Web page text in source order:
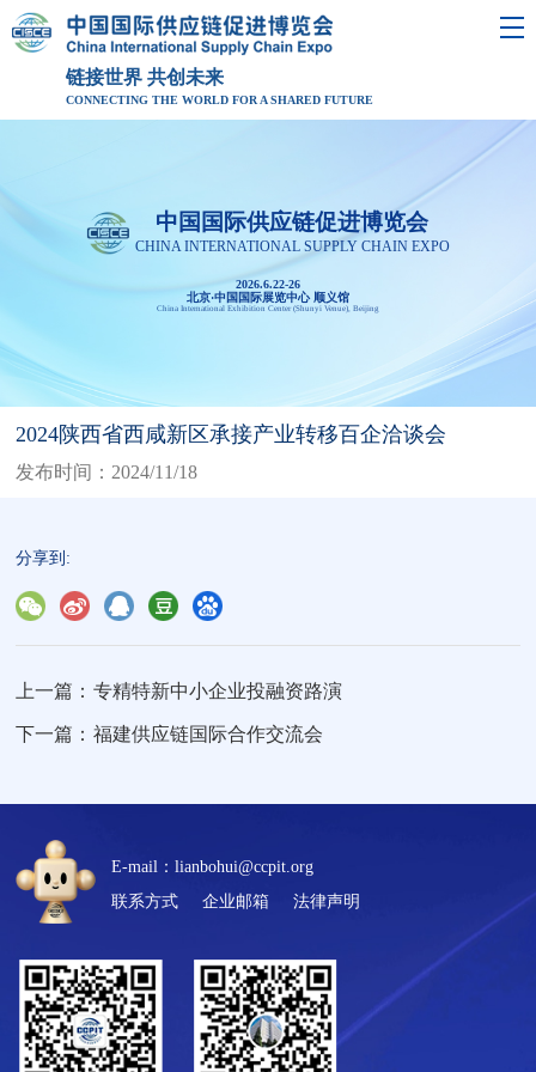
链接世界 共创未来
CONNECTING THE WORLD FOR A SHARED FUTURE
中国国际供应链促进博览会
CHINA INTERNATIONAL SUPPLY CHAIN EXPO
2026.6.22-26
北京·中国国际展览中心 顺义馆
China International Exhibition Center (Shunyi Venue), Beijing
2024陕西省西咸新区承接产业转移百企洽谈会
发布时间：2024/11/18
分享到:
上一篇： 专精特新中小企业投融资路演
下一篇： 福建供应链国际合作交流会
E-mail：lianbohui@ccpit.org
联系方式
企业邮箱 法律声明